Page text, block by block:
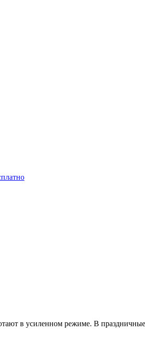
в усиленном режиме. В